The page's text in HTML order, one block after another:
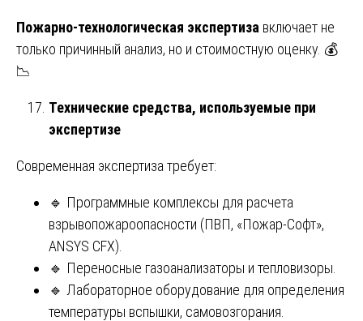
Пожарно-технологическая экспертиза включает не
только причинный анализ, но и стоимостную оценку. 💰
📉
Технические средства, используемые при
экспертизе
Современная экспертиза требует:
🔹 Программные комплексы для расчета
взрывопожароопасности (ПВП, «Пожар-Софт»,
ANSYS CFX).
🔹 Переносные газоанализаторы и тепловизоры.
🔹 Лабораторное оборудование для определения
температуры вспышки, самовозгорания.